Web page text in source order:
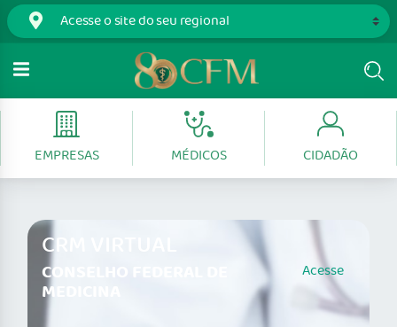
EMPRESAS MÉDICOS CIDADÃO
CRM VIRTUAL
CONSELHO FEDERAL DE
MEDICINA
Acesse